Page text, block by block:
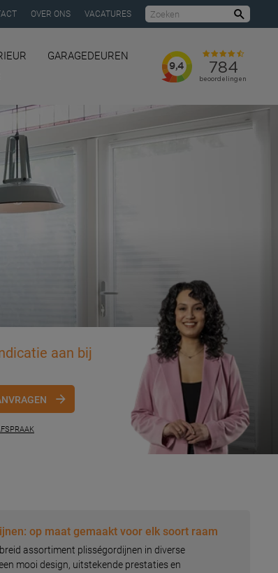
OVER ONS VACATURES
GARAGEDEUREN
aan bij
op maat gemaakt voor elk soort raam
assortiment plisségordijnen in diverse
mooi design, uitstekende prestaties en